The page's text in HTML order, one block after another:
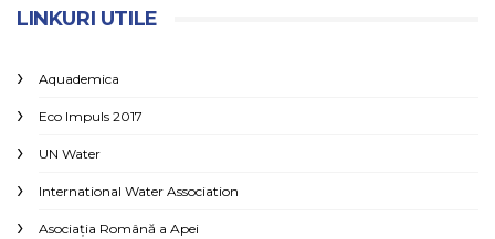
LINKURI UTILE
Aquademica
Eco Impuls 2017
UN Water
International Water Association
Asociaţia Română a Apei